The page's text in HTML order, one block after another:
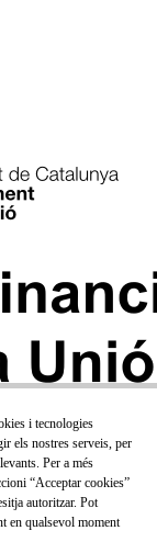
i tecnologies
els nostres serveis, per
Per a més
“Acceptar cookies”
autoritzar. Pot
en qualsevol moment